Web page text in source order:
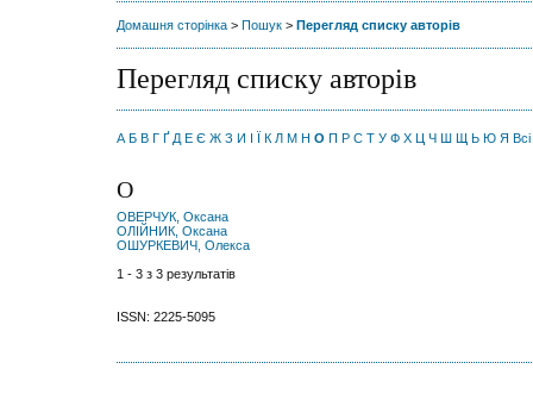
Домашня сторінка > Пошук > Перегляд списку авторів
Перегляд списку авторів
А Б В Г Ґ Д Е Є Ж З И І Ї К Л М Н О П Р С Т У Ф Х Ц Ч Ш Щ Ь Ю Я Всі
О
ОВЕРЧУК, Оксана
ОЛІЙНИК, Оксана
ОШУРКЕВИЧ, Олекса
1 - 3 з 3 результатів
ISSN: 2225-5095